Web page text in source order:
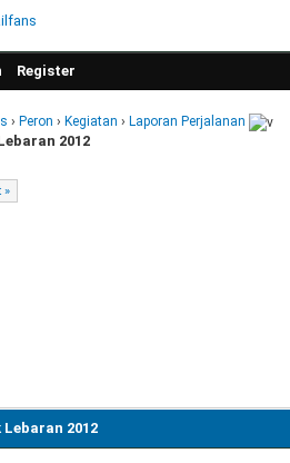
Register
› Peron › Kegiatan › Laporan Perjalanan
2012
»
2012